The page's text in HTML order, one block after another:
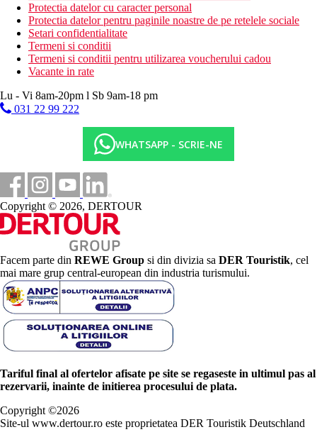
Protectia datelor cu caracter personal
Protectia datelor pentru paginile noastre de pe retelele sociale
Setari confidentialitate
Termeni si conditii
Termeni si conditii pentru utilizarea voucherului cadou
Vacante in rate
Lu - Vi 8am-20pm l Sb 9am-18 pm
031 22 99 222
WHATSAPP - SCRIE-NE
Copyright © 2026, DERTOUR
Facem parte din REWE Group si din divizia sa DER Touristik, cel
mai mare grup central-european din industria turismului.
Tariful final al ofertelor afisate pe site se regaseste in ultimul pas al
rezervarii, inainte de initierea procesului de plata.
Copyright ©2026
Site-ul www.dertour.ro este proprietatea DER Touristik Deutschland